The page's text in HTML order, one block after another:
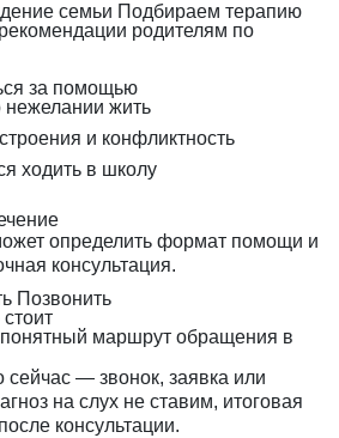
семьи Подбираем терапию
родителям по
за помощью
нежелании жить
и конфликтность
ходить в школу
определить формат помощи и
консультация.
Позвонить
маршрут обращения в
— звонок, заявка или
на слух не ставим, итоговая
консультации.